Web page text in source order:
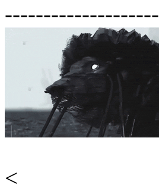
--------------------
<